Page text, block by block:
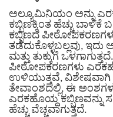
ಅಲ್ಯೂಮಿನಿಯಂ ಅನ್ನು
ಕಬ್ಬಿಣಕ್ಕಿಂತ ಹೆಚ್ಚು
ಕಬ್ಬಿಣದ
ತಡೆದುಕೊಳ್ಳಬಲ್ಲವು,
ಮತ್ತು ತುಕ್ಕುಗೆ
ಪೀಠೋಪಕರಣಗಳು
ಉಳಿಯುತ್ತವೆ, ವಿಶೇಷವಾಗಿ
ತೇವಾಂಶದಲ್ಲಿ, ಈ ಅಂಶಗಳ
ಎರಕಹೊಯ್ದ ಕಬ್ಬಿಣವನ್ನು
ಹೆಚ್ಚು ವೆಚ್ಚವಾಗುತ್ತದೆ.